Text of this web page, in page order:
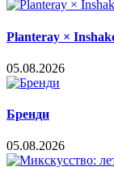
Planteray ×
05.08.2026
Бренди
05.08.2026